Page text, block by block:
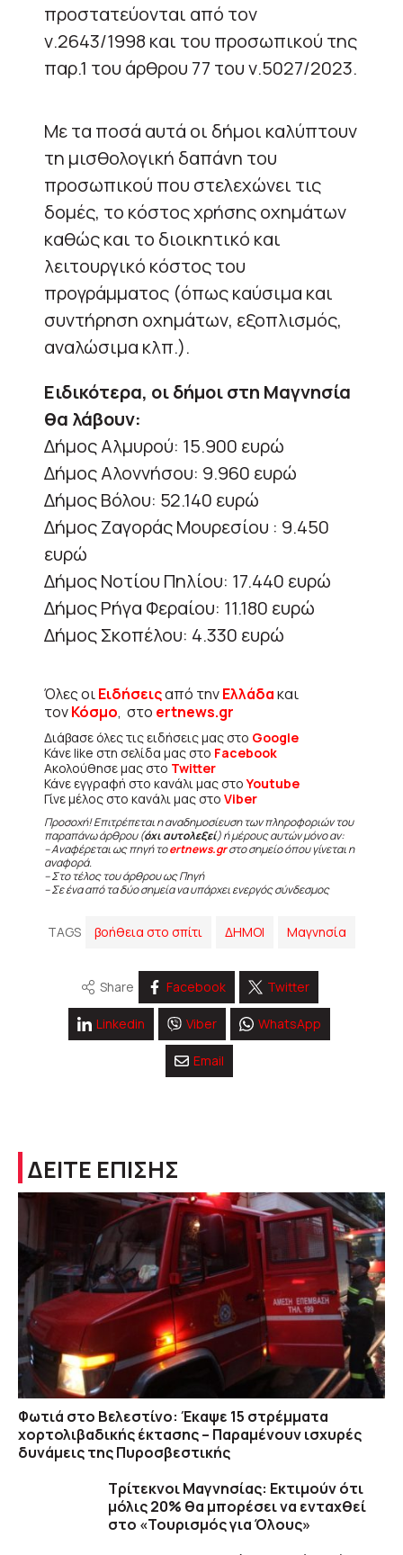
προστατεύονται από τον
ν.2643/1998 και του προσωπικού της
παρ.1 του άρθρου 77 του ν.5027/2023.
Με τα ποσά αυτά οι δήμοι καλύπτουν
τη μισθολογική δαπάνη του
προσωπικού που στελεχώνει τις
δομές, το κόστος χρήσης οχημάτων
καθώς και το διοικητικό και
λειτουργικό κόστος του
προγράμματος (όπως καύσιμα και
συντήρηση οχημάτων, εξοπλισμός,
αναλώσιμα κλπ.).
Ειδικότερα, οι δήμοι στη Μαγνησία
θα λάβουν:
Δήμος Αλμυρού: 15.900 ευρώ
Δήμος Αλοννήσου: 9.960 ευρώ
Δήμος Βόλου: 52.140 ευρώ
Δήμος Ζαγοράς Μουρεσίου : 9.450
ευρώ
Δήμος Νοτίου Πηλίου: 17.440 ευρώ
Δήμος Ρήγα Φεραίου: 11.180 ευρώ
Δήμος Σκοπέλου: 4.330 ευρώ
Όλες οιΕιδήσειςαπό τηνΕλλάδακαι
τονΚόσμο, στο ertnews.gr
Διάβασε όλες τις ειδήσεις μας στο Google
Κάνε like στη σελίδα μας στο Facebook
Ακολούθησε μας στο Twitter
Κάνε εγγραφή στο κανάλι μας στοYoutube
Γίνε μέλος στο κανάλι μας στο Viber
Προσοχή! Επιτρέπεται η αναδημοσίευση των πληροφοριών του
παραπάνω άρθρου (όχι αυτολεξεί) ή μέρους αυτών μόνο αν:
– Αναφέρεται ως πηγή τοertnews.grστο σημείο όπου γίνεται η
αναφορά.
– Στο τέλος του άρθρου ως Πηγή
– Σε ένα από τα δύο σημεία να υπάρχει ενεργός σύνδεσμος
TAGS βοήθεια στο σπίτι ΔΗΜΟΙ Μαγνησία
Share Facebook Twitter
Linkedin Viber WhatsApp
Email
ΔΕΙΤΕ ΕΠΙΣΗΣ
Φωτιά στο Βελεστίνο: Έκαψε 15 στρέμματα
χορτολιβαδικής έκτασης – Παραμένουν ισχυρές
δυνάμεις της Πυροσβεστικής
Τρίτεκνοι Μαγνησίας: Εκτιμούν ότι
μόλις 20% θα μπορέσει να ενταχθεί
στο «Τουρισμός για Όλους»